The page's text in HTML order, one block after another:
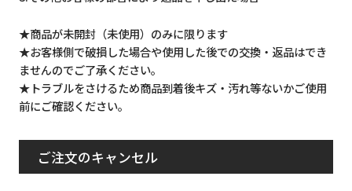
★商品が未開封（未使用）のみに限ります
★お客様側で破損した場合や使用した後での交換・返品はでき
ませんのでご了承ください。
★トラブルをさけるため商品到着後キズ・汚れ等ないかご使用
前にご確認ください。
ご注文のキャンセル